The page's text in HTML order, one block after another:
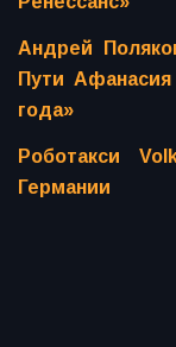
Андрей
Пути
года»
Роботакси
Германии